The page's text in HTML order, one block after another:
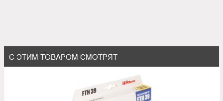
С ЭТИМ ТОВАРОМ СМОТРЯТ